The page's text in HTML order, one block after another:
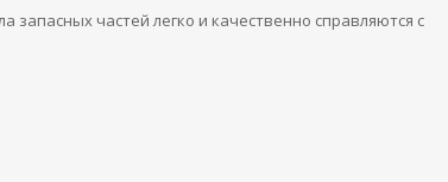
частей легко и качественно справляются с